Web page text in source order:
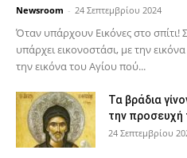
Newsroom - 24 Σεπτεμβρίου 2024
Όταν υπάρχουν Εικόνες στο σπίτι!
υπάρχει εικονοστάσι, με την
την εικόνα του Αγίου πού...
Τα βράδια
την προσευχή
24 Σεπτεμβρίου